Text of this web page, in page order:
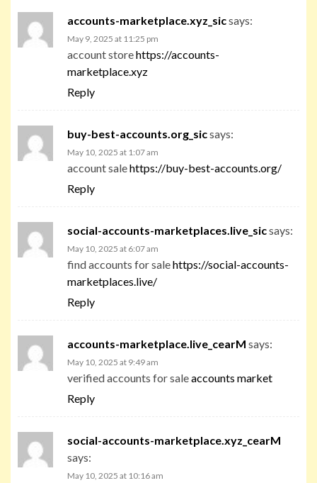
accounts-marketplace.xyz_sicsays:
May 9, 2025 at 11:25 pm
account storehttps://accounts-
marketplace.xyz
Reply
buy-best-accounts.org_sicsays:
May 10, 2025 at 1:07 am
account salehttps://buy-best-accounts.org/
Reply
social-accounts-marketplaces.live_sicsays:
May 10, 2025 at 6:07 am
find accounts for salehttps://social-accounts-
marketplaces.live/
Reply
accounts-marketplace.live_cearM says:
May 10, 2025 at 9:49 am
verified accounts for saleaccounts market
Reply
social-accounts-marketplace.xyz_cearM
says:
May 10, 2025 at 10:16 am